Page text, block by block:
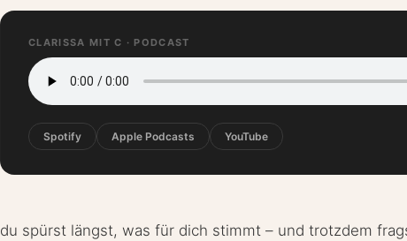
CLARISSA MIT C · PODCAST
Spotify Apple Podcasts YouTube
du spürst längst, was für dich stimmt – und trotzdem